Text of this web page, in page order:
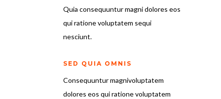
Quia consequuntur magni dolores eos
qui ratione voluptatem sequi
nesciunt.
SED QUIA OMNIS
Consequuntur magnivoluptatem
dolores eos qui ratione voluptatem